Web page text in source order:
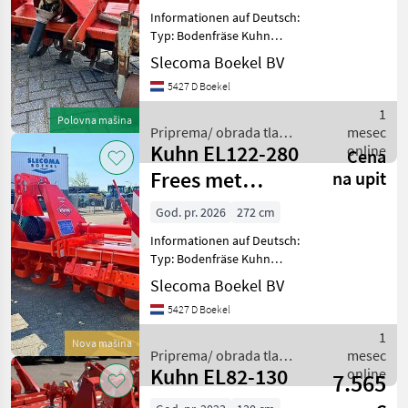
EL82-
130
MARKETPLACE
Marketplace
Ponude
trgovaca
Polovna mašina
Informationen auf Deutsch:
Typ: Bodenfräse Kuhn
EL80N 180 Arbeitsbreite (m)
1, 80 Zapfwelle (N/min)
1000 Umschaltbares
Verstellb
Slecoma Boekel BV
5427 D Boekel
Priprema/ obrada tla
(plugovi, kultivatori,
tanjurače i dr.) / Kuhn
1
mesec
online
Nova mašina
Kuhn EL122-280
Frees met
Kooirol
Cena
na upit
God. pr. 2026
272 cm
Informationen auf Deutsch:
Typ: Bodenfräse Kuhn
EL122-280 Bodenfräse
Baujahr 2026 Max.
Arbeitsbreite (m) 2, 72
Arbeitstiefe, min.-ma
Slecoma Boekel BV
5427 D Boekel
Priprema/ obrada tla
(plugovi, kultivatori,
tanjurače i dr.) / Kuhn
1
mesec
online
Kuhn EL82-130
7.565